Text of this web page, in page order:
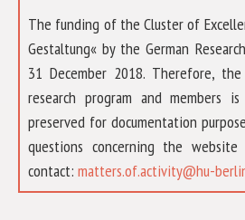
The funding of the Cluster of
Gestaltung« by the German
31 December 2018. Therefore,
research program and
preserved for documentation
questions concerning the website
contact: matters.of.activity@hu-
ÜBER UNS